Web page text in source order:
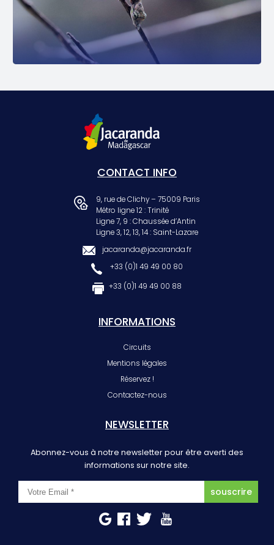
CONTACT INFO
9, rue de Clichy – 75009 Paris
Métro ligne 12 : Trinité
Ligne 7, 9 : Chaussée d’Antin
Ligne 3, 12, 13, 14 : Saint-Lazare
jacaranda@jacaranda.fr
+33 (0)1 49 49 00 80
+33 (0)1 49 49 00 88
INFORMATIONS
Circuits
Mentions légales
Réservez !
Contactez-nous
NEWSLETTER
Abonnez-vous à notre newsletter pour être averti des
informations sur notre site.